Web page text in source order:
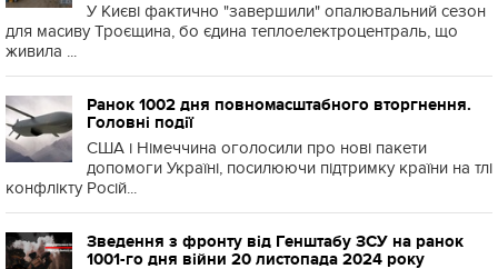
У Києві фактично "завершили" опалювальний сезон
для масиву Троєщина, бо єдина теплоелектроцентраль, що
живила ...
Ранок 1002 дня повномасштабного вторгнення.
Головні події
США і Німеччина оголосили про нові пакети
допомоги Україні, посилюючи підтримку країни на тлі
конфлікту Росій...
Зведення з фронту від Генштабу ЗСУ на ранок
1001-го дня війни 20 листопада 2024 року